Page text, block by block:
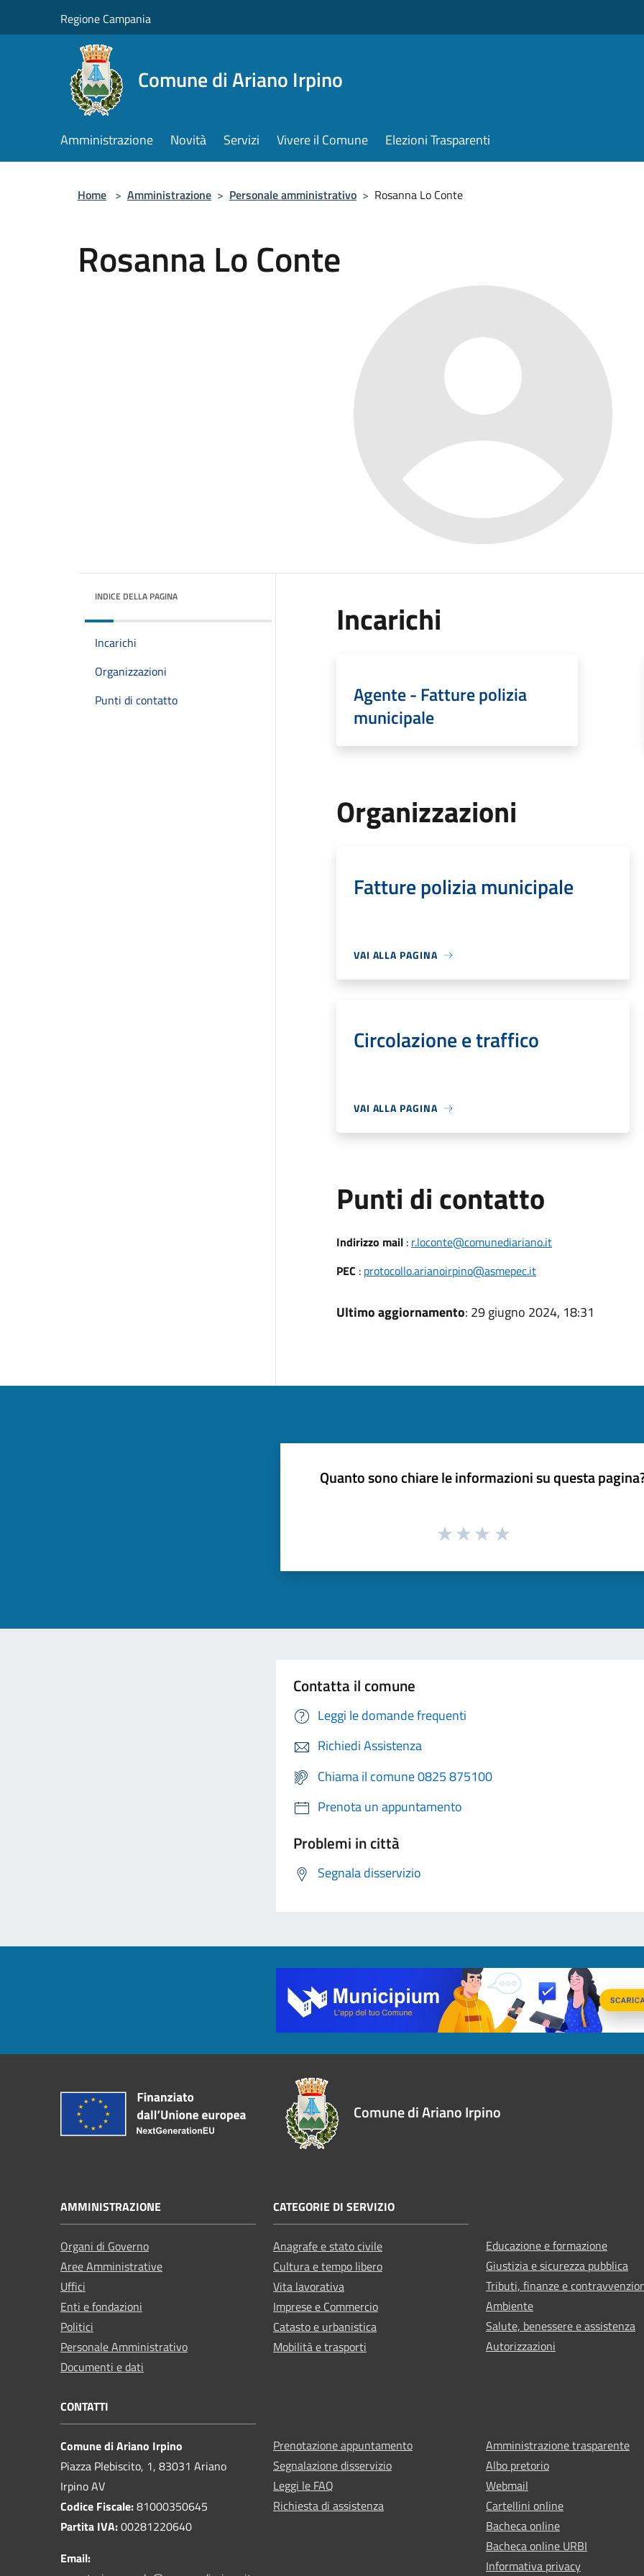
Regione Campania
Comune di Ariano Irpino
Amministrazione Novità Servizi Vivere il Comune Elezioni Trasparenti
Home > Amministrazione > Personale amministrativo > Rosanna Lo Conte
Rosanna Lo Conte
INDICE DELLA PAGINA
Incarichi
Organizzazioni
Punti di contatto
Incarichi
Agente - Fatture polizia
municipale
Organizzazioni
Fatture polizia municipale
VAI ALLA PAGINA
Circolazione e traffico
VAI ALLA PAGINA
Punti di contatto
Indirizzo mail: r.loconte@comunediariano.it
PEC : protocollo.arianoirpino@asmepec.it
Ultimo aggiornamento: 29 giugno 2024, 18:31
Quanto sono chiare le informazioni su questa
Contatta il comune
Leggi le domande frequenti
Richiedi Assistenza
Chiama il comune 0825 875100
Prenota un appuntamento
Problemi in città
Segnala disservizio
Comune di Ariano Irpino
AMMINISTRAZIONE
Organi di Governo
Aree Amministrative
Uffici
Enti e fondazioni
Politici
Personale Amministrativo
Documenti e dati
CATEGORIE DI SERVIZIO
Anagrafe e stato civile
Cultura e tempo libero
Vita lavorativa
Imprese e Commercio
Catasto e urbanistica
Mobilità e trasporti
Educazione e formazione
Giustizia e sicurezza pubblica
Tributi, finanze e
Ambiente
Salute, benessere e assistenza
Autorizzazioni
CONTATTI
Comune di Ariano Irpino
Piazza Plebiscito, 1, 83031 Ariano
Irpino AV
Codice Fiscale:81000350645
Partita IVA:00281220640
Email:
Prenotazione appuntamento
Segnalazione disservizio
Leggi le FAQ
Richiesta di assistenza
Amministrazione trasparente
Albo pretorio
Webmail
Cartellini online
Bacheca online
Bacheca online URBI
Informativa privacy